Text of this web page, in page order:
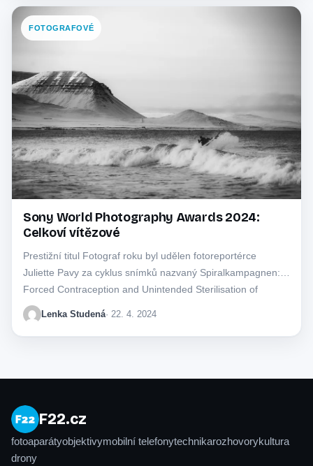
FOTOGRAFOVÉ
Sony World Photography Awards 2024:
Celkoví vítězové
Prestižní titul Fotograf roku byl udělen fotoreportérce
Juliette Pavy za cyklus snímků nazvaný Spiralkampagnen:
Forced Contraception and Unintended Sterilisation of
Greenlandic Women.
Lenka Studená· 22. 4. 2024
F22.cz
fotoaparátyobjektivymobilní telefonytechnikarozhovorykultura
drony